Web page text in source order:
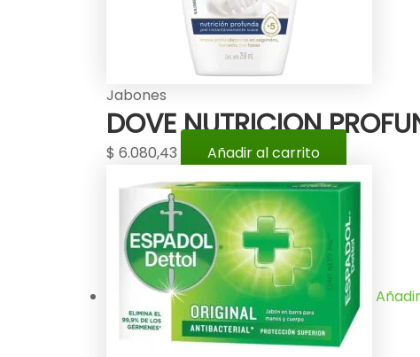
Jabones
DOVE NUTRICION
$ 6.080,43 Añadir al carrito